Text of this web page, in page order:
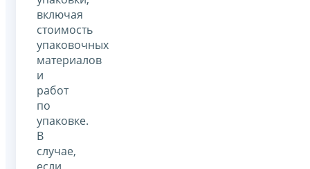
включая
стоимость
упаковочных
материалов
и
работ
по
упаковке.
В
случае,